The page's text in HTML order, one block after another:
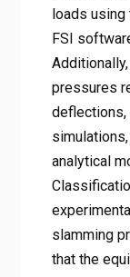
loads
FSI
pressures
deflections,
analytical
slamming
that the